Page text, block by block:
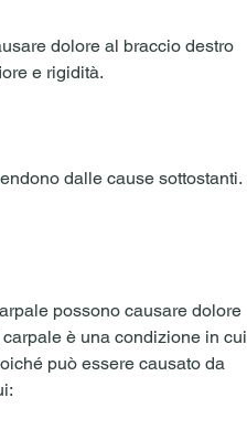
e rigidità.
dalle cause sottostanti.
possono causare dolore
è una condizione in cui
può essere causato da